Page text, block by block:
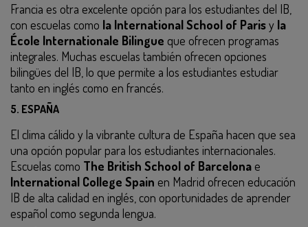
Francia es otra excelente opción para los estudiantes del IB,
con escuelas como la International School of Parisy la
École Internationale Bilingue que ofrecen programas
integrales. Muchas escuelas también ofrecen opciones
bilingües del IB, lo que permite a los estudiantes estudiar
tanto en inglés como en francés.
5. ESPAÑA
El clima cálido y la vibrante cultura de España hacen que sea
una opción popular para los estudiantes internacionales.
Escuelas como The British School of Barcelona e
International College Spain en Madrid ofrecen educación
IB de alta calidad en inglés, con oportunidades de aprender
español como segunda lengua.